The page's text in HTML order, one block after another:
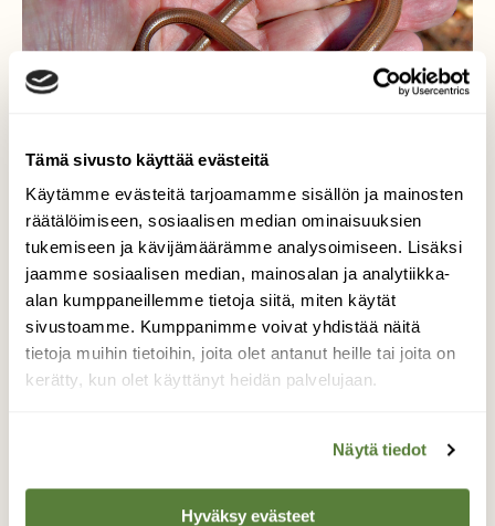
Tämä sivusto käyttää evästeitä
Käytämme evästeitä tarjoamamme sisällön ja mainosten
räätälöimiseen, sosiaalisen median ominaisuuksien
tukemiseen ja kävijämäärämme analysoimiseen. Lisäksi
jaamme sosiaalisen median, mainosalan ja analytiikka-
alan kumppaneillemme tietoja siitä, miten käytät
sivustoamme. Kumppanimme voivat yhdistää näitä
tietoja muihin tietoihin, joita olet antanut heille tai joita on
kerätty, kun olet käyttänyt heidän palvelujaan.
Näytä tiedot
Hyväksy evästeet
Vaskitsa parka
Pieni vaskitsa oli menehtynyt jäätyään
luultavasti luvattoman maastopyörän alle.
Valokuvaaja: Reijo Juurinen, Nuuksion
TAKAISIN LISTAAN